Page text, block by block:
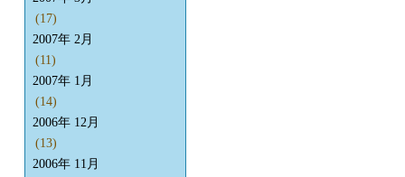
(17)
2007年 2月
(11)
2007年 1月
(14)
2006年 12月
(13)
2006年 11月